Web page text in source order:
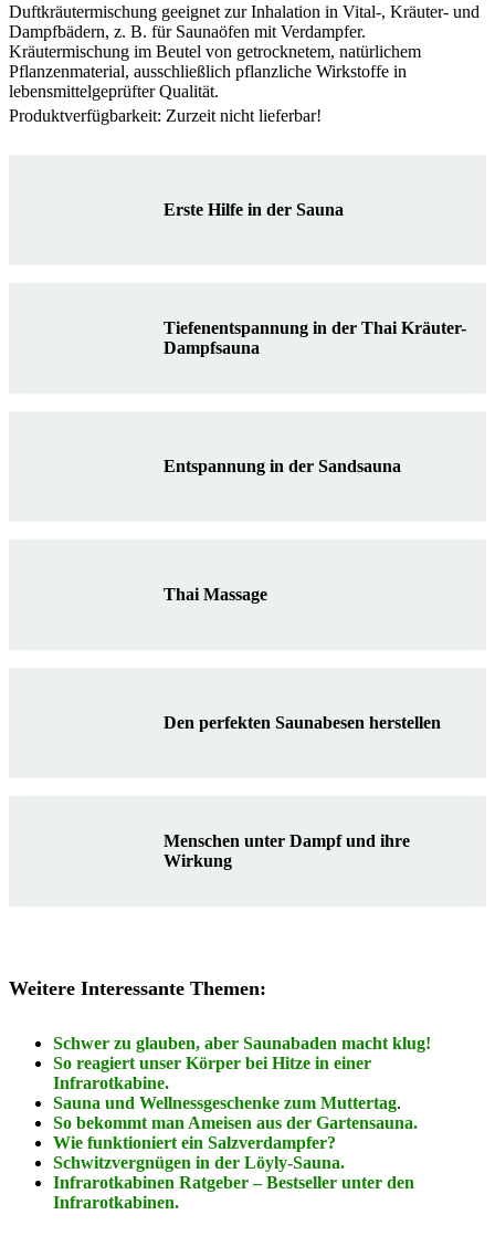
Duftkräutermischung geeignet zur Inhalation in Vital-, Kräuter- und
Dampfbädern, z. B. für Saunaöfen mit Verdampfer.
Kräutermischung im Beutel von getrocknetem, natürlichem
Pflanzenmaterial, ausschließlich pflanzliche Wirkstoffe in
lebensmittelgeprüfter Qualität.
Produktverfügbarkeit: Zurzeit nicht lieferbar!
Erste Hilfe in der Sauna
Tiefenentspannung in der Thai Kräuter-
Dampfsauna
Entspannung in der Sandsauna
Thai Massage
Den perfekten Saunabesen herstellen
Menschen unter Dampf und ihre
Wirkung
Weitere Interessante Themen:
Schwer zu glauben, aber Saunabaden macht klug!
So reagiert unser Körper bei Hitze in einer
Infrarotkabine.
Sauna und Wellnessgeschenke zum Muttertag.
So bekommt man Ameisen aus der Gartensauna.
Wie funktioniert ein Salzverdampfer?
Schwitzvergnügen in der Löyly-Sauna.
Infrarotkabinen Ratgeber – Bestseller unter den
Infrarotkabinen.